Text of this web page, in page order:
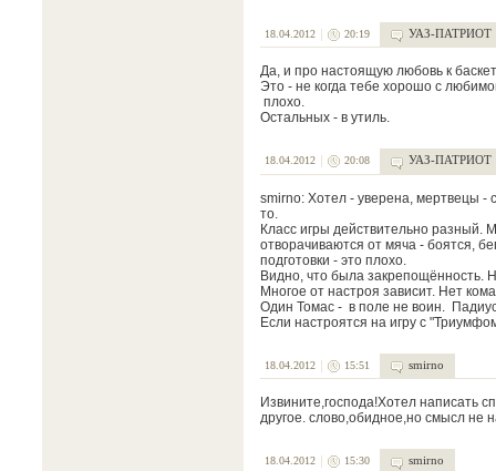
18.04.2012 20:19 УАЗ-ПАТРИОТ
Да, и про настоящую любовь к
Это - не когда тебе хорошо с
плохо.
Остальных - в утиль.
18.04.2012 20:08 УАЗ-ПАТРИОТ
smirno: Хотел - уверена, мертвецы -
то.
Класс игры действительно разный.
отворачиваются от мяча - боятся,
подготовки - это плохо.
Видно, что была закрепощённость.
Многое от настроя зависит. Нет
Один Томас - в поле не воин.
Если настроятся на игру с
18.04.2012 15:51 smirno
Извините,господа!Хотел написать
другое. слово,обидное,но смысл не
18.04.2012 15:30 smirno